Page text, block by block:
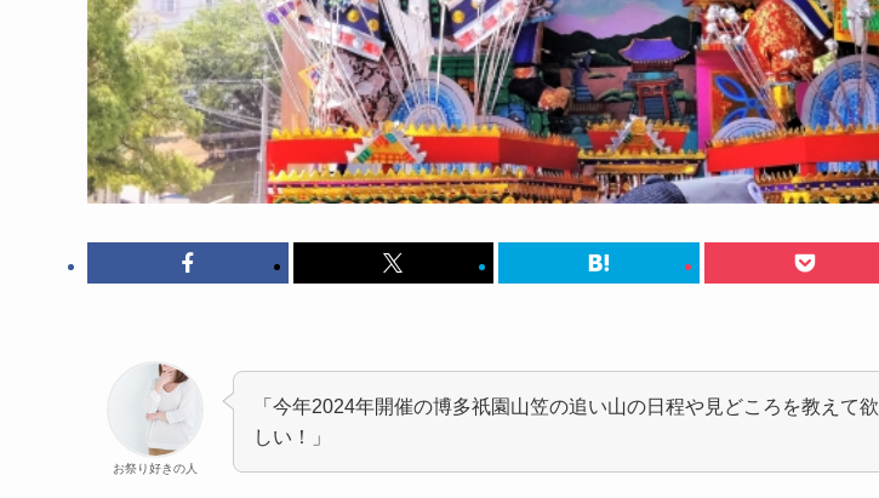
お祭り好きの人
「今年2024年開催の博多祇園山笠の追い山の日程や見どころを教えて欲
しい！」